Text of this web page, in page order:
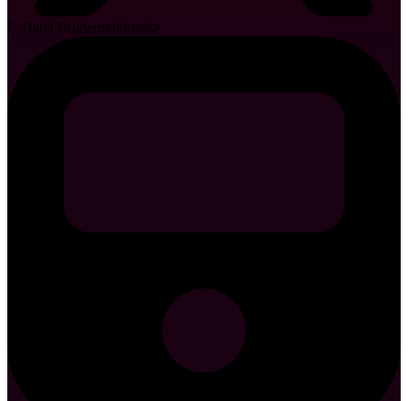
U-Bahn Brudermühlstraße